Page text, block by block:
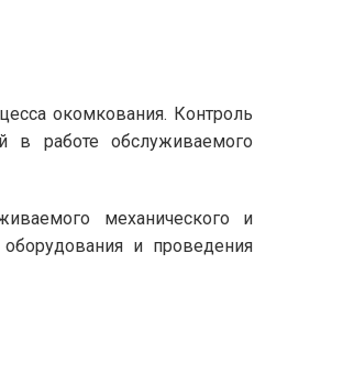
окомкования. Контроль
в работе обслуживаемого
механического и
и проведения